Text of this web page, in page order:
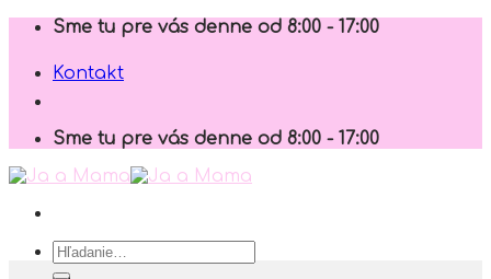
Skip
content
Sme tu pre vás denne od 8:00 - 17:00
Kontakt
Sme tu pre vás denne od 8:00 - 17:00
Hľadať: